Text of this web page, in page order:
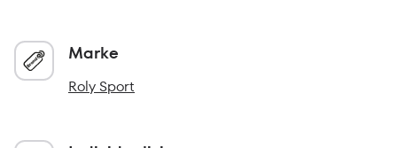
Marke
Roly Sport